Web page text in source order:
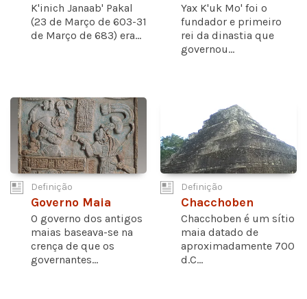
K'inich Janaab' Pakal
(23 de Março de 603-31
de Março de 683) era...
Yax K'uk Mo' foi o
fundador e primeiro
rei da dinastia que
governou...
Definição
Governo Maia
O governo dos antigos
maias baseava-se na
crença de que os
governantes...
Definição
Chacchoben
Chacchoben é um sítio
maia datado de
aproximadamente 700
d.C...